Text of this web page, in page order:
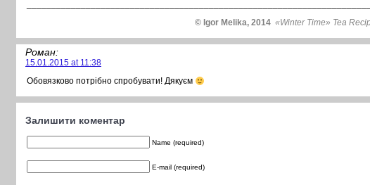
© Igor Melika, 2014 «Winter Time» Tea
Роман:
15.01.2015 at 11:38
Обовязково потрібно спробувати! Дякуєм
Залишити коментар
Name (required)
E-mail (required)